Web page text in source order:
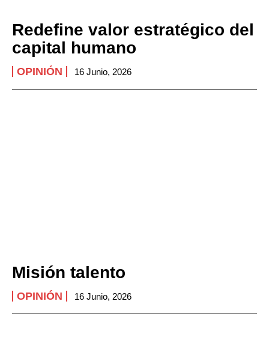
Redefine valor estratégico del
capital humano
OPINIÓN 16 Junio, 2026
Misión talento
OPINIÓN 16 Junio, 2026